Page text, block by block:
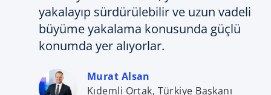
yakalayıp sürdürülebilir ve uzun vadeli
büyüme yakalama konusunda güçlü
konumda yer alıyorlar.
Murat Alsan
Kıdemli Ortak, Türkiye Başkanı